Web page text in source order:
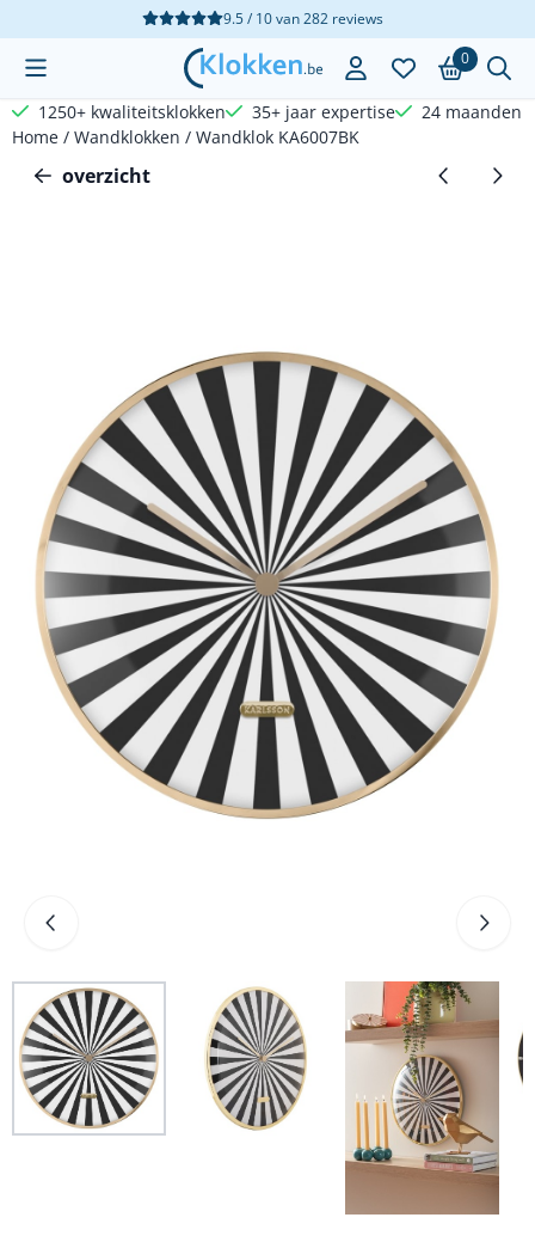
Cookievoorkeuren zijn beschikbaar. Kies instellingen of sta
9.5 / 10van282reviews
0
1250+ kwaliteitsklokken 35+ jaar expertise
24 maanden
Home / Wandklokken / Wandklok KA6007BK
overzicht